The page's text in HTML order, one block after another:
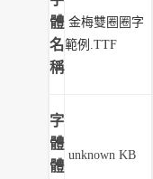
體
名
稱
金梅雙圈圈字
範例.TTF
字
體
體
unknown KB